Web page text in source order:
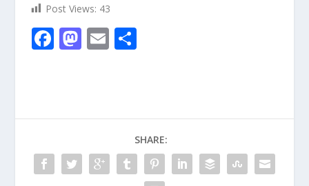
Post Views: 43
F
o
o
k
M
o
n
E
SHARE: